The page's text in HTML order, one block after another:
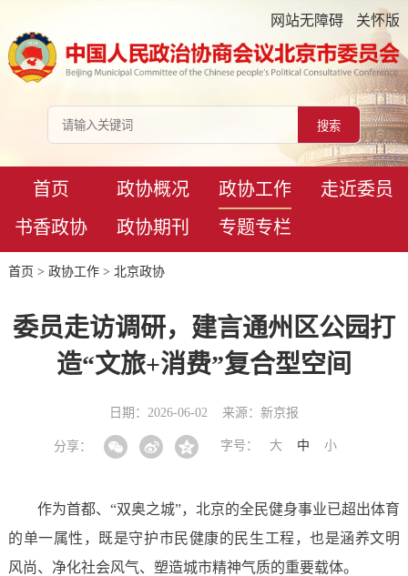
网站无障碍 关怀版
首页 政协概况 政协工作
走近委员
书香政协
政协期刊 专题专栏
首页 > 政协工作> 北京政协
委员走访调研，建言通州区公园打
造“文旅+消费”复合型空间
日期：2026-06-02 来源：新京报
分享： 字号： 大 中 小
作为首都、“双奥之城”，北京的全民健身事业已超出体育
的单一属性，既是守护市民健康的民生工程，也是涵养文明
风尚、净化社会风气、塑造城市精神气质的重要载体。